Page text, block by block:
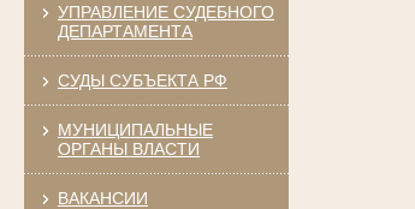
УПРАВЛЕНИЕ СУДЕБНОГО
ДЕПАРТАМЕНТА
СУДЫ СУБЪЕКТА РФ
МУНИЦИПАЛЬНЫЕ
ОРГАНЫ ВЛАСТИ
ВАКАНСИИ